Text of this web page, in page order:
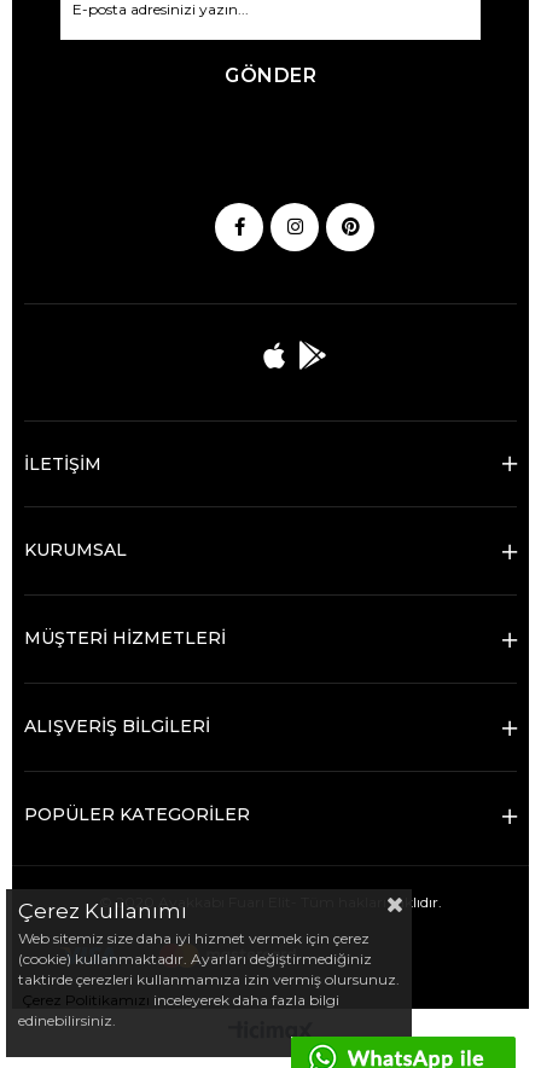
GÖNDER
İLETİŞİM
KURUMSAL
MÜŞTERİ HİZMETLERİ
ALIŞVERİŞ BİLGİLERİ
POPÜLER KATEGORİLER
© 2020 Ayakkabı Fuarı Elit- Tüm hakları saklıdır.
Çerez Kullanımı
Web sitemiz size daha iyi hizmet vermek için çerez
(cookie) kullanmaktadır. Ayarları değiştirmediğiniz
taktirde çerezleri kullanmamıza izin vermiş olursunuz.
Çerez Politikamızı inceleyerek daha fazla bilgi
edinebilirsiniz.